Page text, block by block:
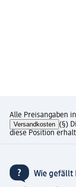
Alle Preisangaben
Versandkosten (§)
diese Position
Wie gefällt